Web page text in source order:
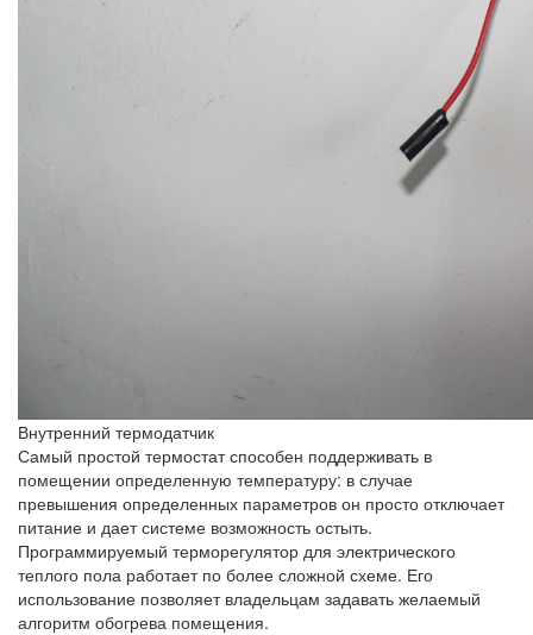
Внутренний термодатчик
Самый простой термостат способен поддерживать в
помещении определенную температуру: в случае
превышения определенных параметров он просто отключает
питание и дает системе возможность остыть.
Программируемый терморегулятор для электрического
теплого пола работает по более сложной схеме. Его
использование позволяет владельцам задавать желаемый
алгоритм обогрева помещения.